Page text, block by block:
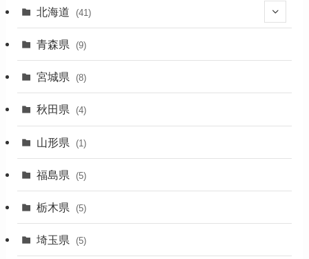
北海道 (41)
(27)
(2)
(1)
(1)
青森県 (9)
宮城県 (8)
秋田県 (4)
山形県 (1)
福島県 (5)
栃木県 (5)
埼玉県 (5)